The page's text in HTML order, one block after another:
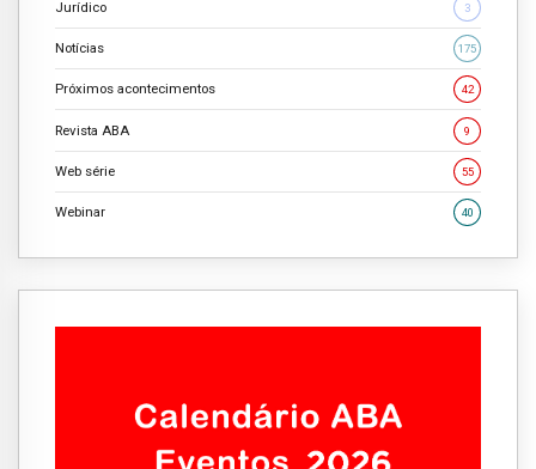
Jurídico 3
Notícias 175
Próximos acontecimentos 42
Revista ABA 9
Web série 55
Webinar 40